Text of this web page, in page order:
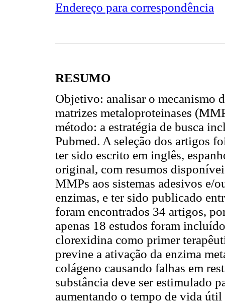
Endereço para correspondência
RESUMO
Objetivo: analisar o mecanismo
matrizes metaloproteinases
método: a estratégia de busca
Pubmed. A seleção dos artigos
ter sido escrito em inglês,
original, com resumos
MMPs aos sistemas adesivos e/
enzimas, e ter sido publicado
foram encontrados 34 artigos,
apenas 18 estudos foram
clorexidina como primer
previne a ativação da enzima
colágeno causando falhas em
substância deve ser estimulado
aumentando o tempo de vida útil